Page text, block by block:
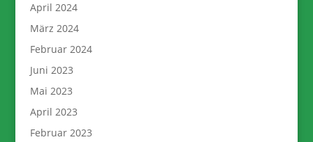
April 2024
März 2024
Februar 2024
Juni 2023
Mai 2023
April 2023
Februar 2023